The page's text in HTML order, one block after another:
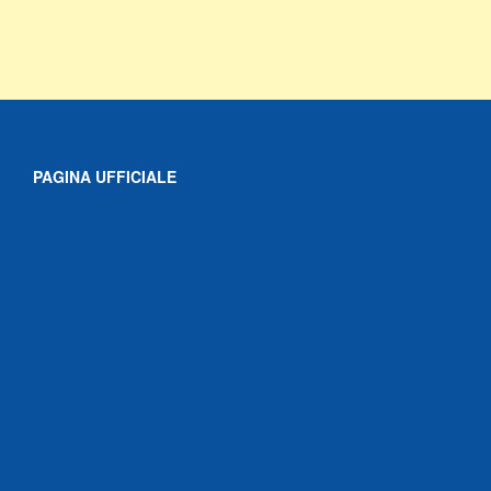
PAGINA UFFICIALE